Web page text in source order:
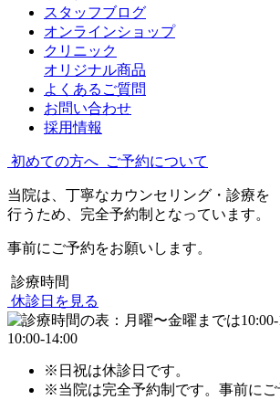
スタッフブログ
オンラインショップ
クリニック
オリジナル商品
よくあるご質問
お問い合わせ
採用情報
初めての方へ ご予約について
当院は、丁寧なカウンセリング・診療を
行うため、完全予約制となっています。
事前にご予約をお願いします。
診療時間
休診日を見る
※日祝は休診日です。
※当院は完全予約制です。事前にご